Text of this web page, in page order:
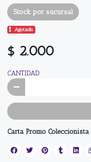
Stock por sucursal
Agotado.
$ 2.000
CANTIDAD
Carta Promo